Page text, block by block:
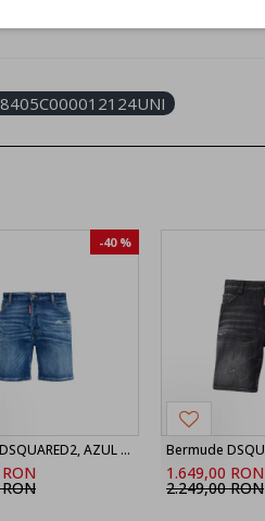
-40 %
Bermude DSQUARED2, AZUL MARINO Shorts vaqueros ‘Marine’, Bleu
1.649,00 RON
2.249,00 RON